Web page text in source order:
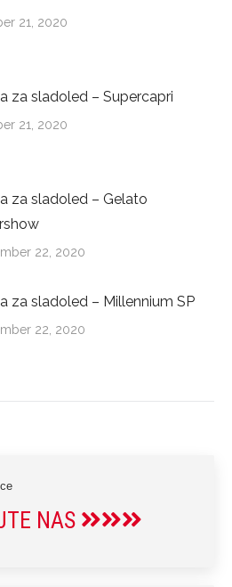
21, 2020
za sladoled – Supercapri
21, 2020
za sladoled – Gelato
22, 2020
za sladoled – Millennium SP
22, 2020
NAS